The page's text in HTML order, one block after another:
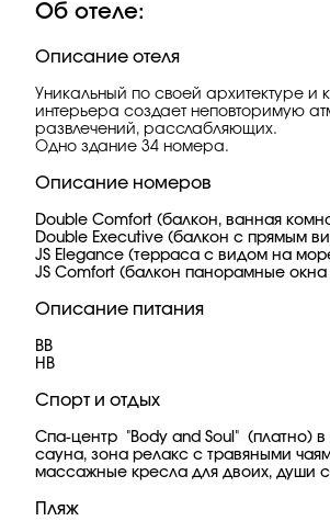
Об отеле:
Описание отеля
Уникальный по своей архитектуре и
интерьера создает неповторимую
развлечений, расслабляющих.
Одно здание 34 номера.
Описание номеров
Double Comfort (балкон, ванная
Double Executive (балкон с прямым
JS Elegance (терраса с видом на
JS Comfort (балкон панорамные
Описание питания
BB
HB
Спорт и отдых
Спа-центр "Body and Soul" (платно)
сауна, зона релакс с травяными
массажные кресла для двоих, души
Пляж